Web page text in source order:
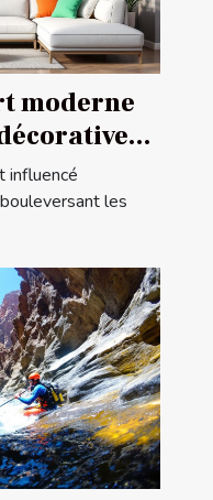
moderne
influencé
les